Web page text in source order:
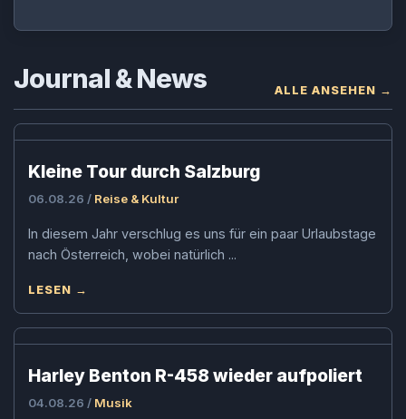
Journal & News ALLE ANSEHEN →
Kleine Tour durch Salzburg
06.08.26 / Reise & Kultur
In diesem Jahr verschlug es uns für ein paar Urlaubstage
nach Österreich, wobei natürlich ...
LESEN →
Harley Benton R-458 wieder aufpoliert
04.08.26 / Musik